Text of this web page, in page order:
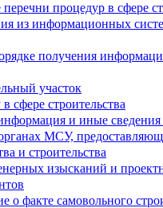
процедур в сфере
из информационных
получения
участок
сфере строительства
и иные сведения
МСУ,
и строительства
изысканий и
о факте самовольного